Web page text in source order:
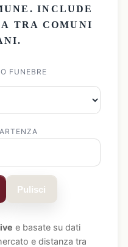
. INCLUDE
TRA COMUNI
FUNEBRE
Pulisci
e basate su dati
e distanza tra